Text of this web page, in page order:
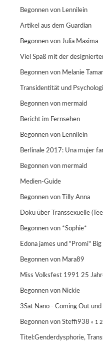
Begonnen von Lennilein
Artikel aus dem Guardian
Begonnen von Julia Maxima
Viel Spaß mit der
Begonnen von Melanie
Transidentität und
Begonnen von mermaid
Bericht im Fernsehen
Begonnen von Lennilein
Berlinale 2017: Una mujer
Begonnen von mermaid
Medien-Guide
Begonnen von Tilly Anna
Doku über Transsexuelle
Begonnen von *Sophie*
Edona james und "Promi"
Begonnen von Mara89
Miss Volksfest 1991 25
Begonnen von Nickie
3Sat Nano - Coming Out und
Begonnen von Steffi938 « 1 2
Titel:Genderdysphorie,